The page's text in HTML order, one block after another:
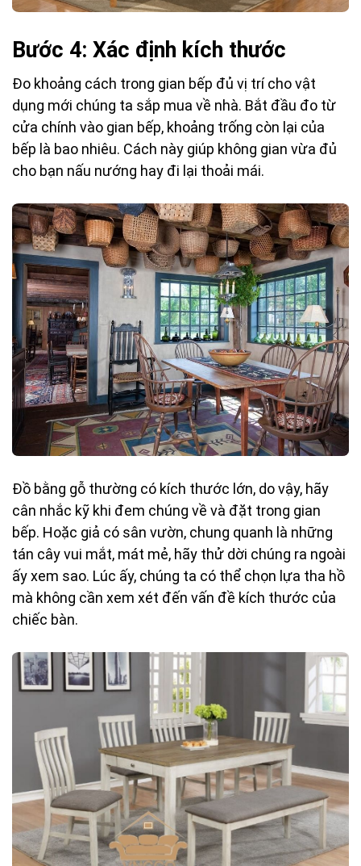
Bước 4: Xác định kích thước
Đo khoảng cách trong gian bếp đủ vị trí cho vật
dụng mới chúng ta sắp mua về nhà. Bắt đầu đo từ
cửa chính vào gian bếp, khoảng trống còn lại của
bếp là bao nhiêu. Cách này giúp không gian vừa đủ
cho bạn nấu nướng hay đi lại thoải mái.
Đồ bằng gỗ thường có kích thước lớn, do vậy, hãy
cân nhắc kỹ khi đem chúng về và đặt trong gian
bếp. Hoặc giả có sân vườn, chung quanh là những
tán cây vui mắt, mát mẻ, hãy thử dời chúng ra ngoài
ấy xem sao. Lúc ấy, chúng ta có thể chọn lựa tha hồ
mà không cần xem xét đến vấn đề kích thước của
chiếc bàn.